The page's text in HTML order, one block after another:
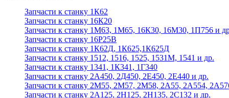
Запчасти к станку 1К62
Запчасти к станку 16К20
Запчасти к станку 1М63, 1М65, 16К30, 16М30, 1П756 и
Запчасти к станку 16Р25В
Запчасти к станку 1К62Д, 1К625,1К625Д
Запчасти к станку 1512, 1516, 1525, 1531М, 1541 и др.
Запчасти к станку 1341, 1К341, 1Г340
Запчасти к станку 2А450, 2Д450, 2Е450, 2Е440 и др.
Запчасти к станку 2М55, 2М57, 2М58, 2А55, 2А554,
Запчасти к станку 2А125, 2Н125, 2Н135, 2С132 и др.